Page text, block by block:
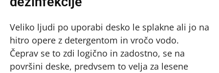
Veliko ljudi po uporabi desko le splakne ali jo na
hitro opere z detergentom in vročo vodo.
Čeprav se to zdi logično in zadostno, se na
površini deske, predvsem to velja za lesene